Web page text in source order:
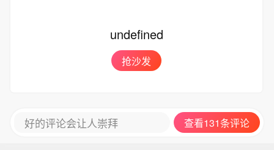
undefined
抢沙发
好的评论会让人崇拜 查看131条评论